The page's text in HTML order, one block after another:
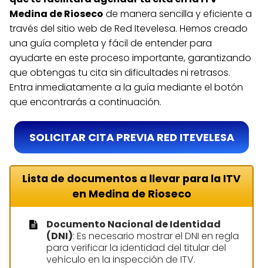
Medina de Rioseco de manera sencilla y eficiente a
través del sitio web de Red Itevelesa. Hemos creado
una guía completa y fácil de entender para
ayudarte en este proceso importante, garantizando
que obtengas tu cita sin dificultades ni retrasos.
Entra inmediatamente a la guía mediante el botón
que encontrarás a continuación.
SOLICITAR CITA PREVIA RED ITEVELESA
Lista de documentos a llevar para la ITV
en Medina de Rioseco
Documento Nacional de Identidad
(DNI): Es necesario mostrar el DNI en regla
para verificar la identidad del titular del
vehículo en la inspección de ITV.